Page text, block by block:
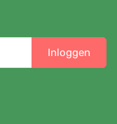
Inloggen